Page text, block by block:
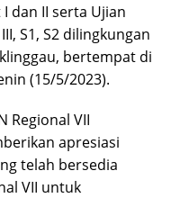
dan II serta Ujian
S1, S2 dilingkungan
bertempat di
(15/5/2023).
Regional VII
apresiasi
telah bersedia
VII untuk